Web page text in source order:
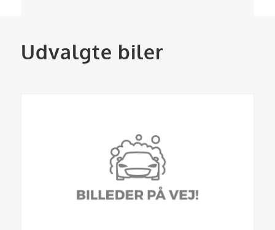
Udvalgte biler